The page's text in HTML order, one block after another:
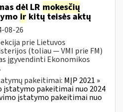
dėl LR mokesčių
ir kitų teisės aktų
08-26
prie Lietuvos
(toliau — VMI prie FM)
įgyvendinti Ekonomikos
pakeitimai: MĮP 2021 »
įstatymo pakeitimai nuo 2024
įstatymo pakeitimai nuo